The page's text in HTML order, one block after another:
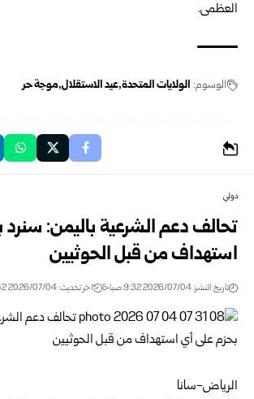
العظمى.
الوسوم: الولايات المتحدة عيد الاستقلال موجة حر
دولي
تحالف دعم الشرعية باليمن:
استهداف من قبل الحوثيين
تاريخ النشر: 2026/07/04 9:32 صباحًا اخر تحديث: 2026/07/04 9:42 صباحًا
الرياض-سانا